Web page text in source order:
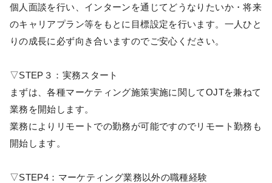
個人面談を行い、インターンを通じてどうなりたいか・将来
のキャリアプラン等をもとに目標設定を行います。一人ひと
りの成長に必ず向き合いますのでご安心ください。
▽STEP３：実務スタート
まずは、各種マーケティング施策実施に関してOJTを兼ねて
業務を開始します。
業務によりリモートでの勤務が可能ですのでリモート勤務も
開始します。
▽STEP4：マーケティング業務以外の職種経験